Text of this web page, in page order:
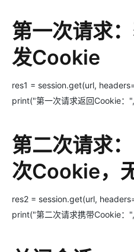
第一次请求
发Cookie
res1 = session.get(url,
print("第一次请求返回Cookie：
第二次请求
次Cookie，
res2 = session.get(url,
print("第二次请求携带Cookie：